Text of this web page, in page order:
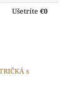
Ušetríte €0
s